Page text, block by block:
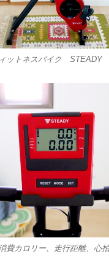
ットネスバイク STEADY
費カロリー、走行距離、心